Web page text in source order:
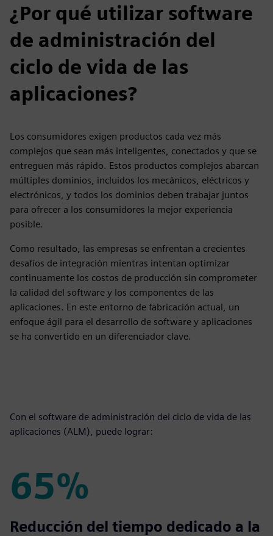
¿Por qué utilizar software
de administración del
ciclo de vida de las
aplicaciones?
Los consumidores exigen productos cada vez más
complejos que sean más inteligentes, conectados y que se
entreguen más rápido. Estos productos complejos abarcan
múltiples dominios, incluidos los mecánicos, eléctricos y
electrónicos, y todos los dominios deben trabajar juntos
para ofrecer a los consumidores la mejor experiencia
posible.
Como resultado, las empresas se enfrentan a crecientes
desafíos de integración mientras intentan optimizar
continuamente los costos de producción sin comprometer
la calidad del software y los componentes de las
aplicaciones. En este entorno de fabricación actual, un
enfoque ágil para el desarrollo de software y aplicaciones
se ha convertido en un diferenciador clave.
Con el software de administración del ciclo de vida de las
aplicaciones (ALM), puede lograr:
65%
65%
Reducción del tiempo dedicado a la